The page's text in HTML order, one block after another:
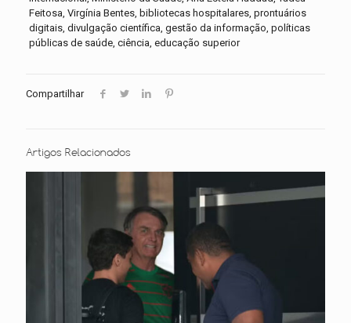
Feitosa, Virgínia Bentes, bibliotecas hospitalares, prontuários
digitais, divulgação científica, gestão da informação, políticas
públicas de saúde, ciência, educação superior
Compartilhar
Artigos Relacionados